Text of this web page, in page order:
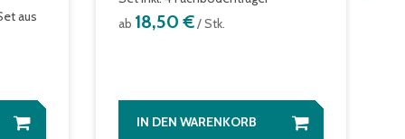
aus
ab 18,50 €/ Stk.
IN DEN WARENKORB